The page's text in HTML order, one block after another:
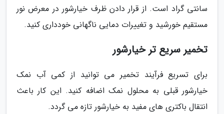
سانتی گراد است. از قرار دادن ظرف خیارشور در معرض نور
مستقیم خورشید و تغییرات دمایی ناگهانی خودداری کنید.
تخمیر سریع تر خیارشور
برای تسریع فرآیند تخمیر می توانید از کمی آب نمک
خیارشور قبلی به محلول نمک اضافه کنید. این کار باعث
انتقال باکتری های مفید به خیارشور تازه می گردد.